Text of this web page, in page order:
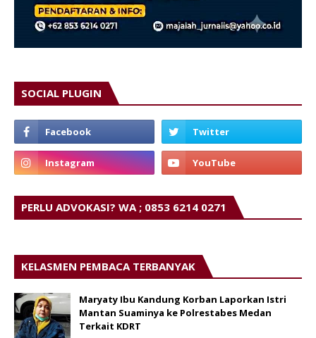
SOCIAL PLUGIN
PERLU ADVOKASI? WA ; 0853 6214 0271
KELASMEN PEMBACA TERBANYAK
Maryaty Ibu Kandung Korban Laporkan Istri
Mantan Suaminya ke Polrestabes Medan
Terkait KDRT